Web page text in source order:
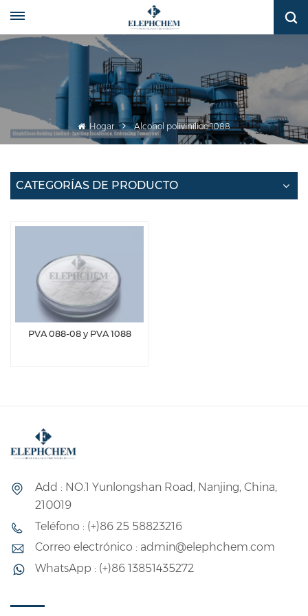
Hogar Alcohol polivinílico 1088
CATEGORÍAS DE PRODUCTO
PVA 088-08 y PVA 1088
Add : NO.1 Yunlongshan Road, Nanjing, China,
210019
Teléfono : (+)86 25 58823216
Correo electrónico : admin@elephchem.com
WhatsApp : (+)86 13851435272